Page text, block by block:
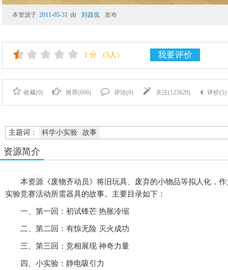
本资源于 2011-05-31 由 刘昌侃 发布
1 分 （5人） 我要评价
收藏(0) 推荐(606) 评论(0) 关注(123820) 评价(5)
主题词： 科学小实验 故事
资源简介
本资源《废物齐动员》将旧玩具、废弃的小物品等拟人化，作
实验竞赛活动所需器具的故事。主要目录如下：
一、第一回：初试锋芒 热胀冷缩
二、第二回：有惊无险 灭火成功
三、第三回：竞相展现 神奇力量
四、小实验：静电吸引力